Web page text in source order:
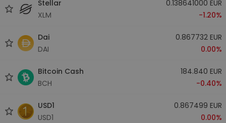
Stellar
XLM
0.138641000 EUR
-1.20%
Dai
DAI
0.867732 EUR
0.00%
Bitcoin Cash
BCH
184.840 EUR
-0.40%
USD1
USD1
0.867499 EUR
0.00%